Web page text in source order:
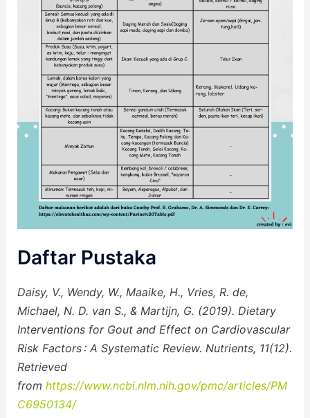
Daftar Pustaka
Daisy, V., Wendy, W., Maaike, H., Vries, R. de,
Michael, N. D. van S., & Martijn, G. (2019). Dietary
Interventions for Gout and Effect on Cardiovascular
Risk Factors : A Systematic Review. Nutrients, 11(12).
Retrieved
from https://www.ncbi.nlm.nih.gov/pmc/articles/PM
C6950134/